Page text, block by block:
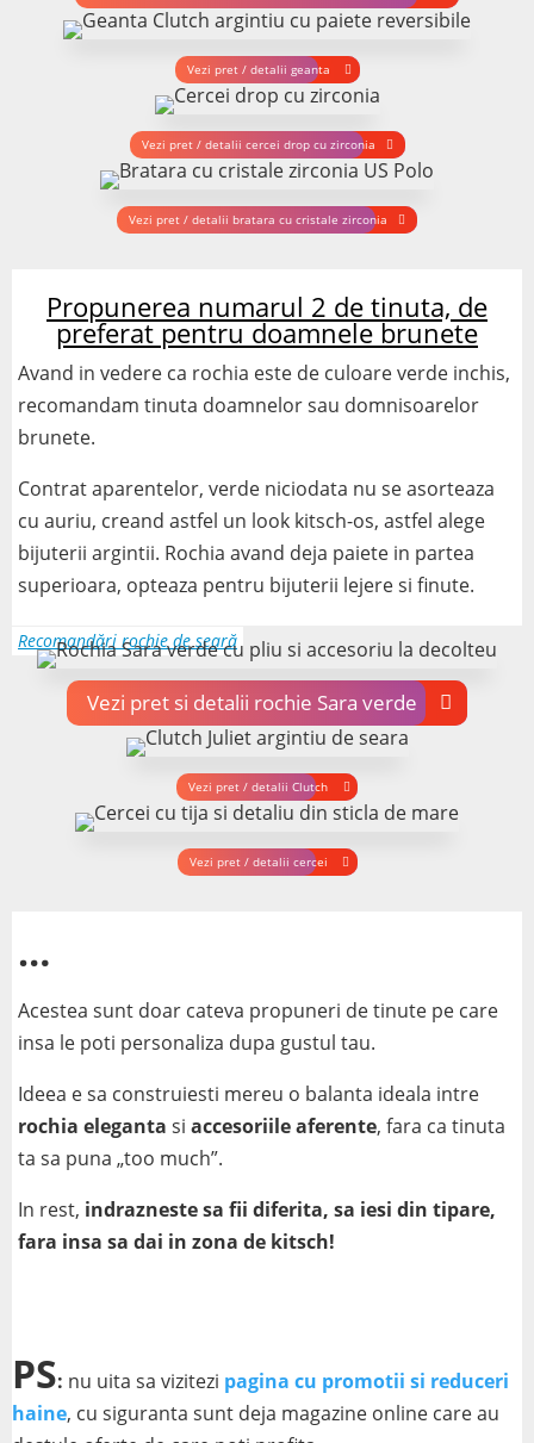
Vezi pret / detalii geanta
Vezi pret / detalii cercei drop cu zirconia
Vezi pret / detalii bratara cu cristale zirconia
Propunerea numarul 2 de tinuta, de
preferat pentru doamnele brunete
Avand in vedere ca rochia este de culoare verde inchis,
recomandam tinuta doamnelor sau domnisoarelor
brunete.
Contrat aparentelor, verde niciodata nu se asorteaza
cu auriu, creand astfel un look kitsch-os, astfel alege
bijuterii argintii. Rochia avand deja paiete in partea
superioara, opteaza pentru bijuterii lejere si finute.
Vezi pret si detalii rochie Sara verde
Vezi pret / detalii Clutch
Vezi pret / detalii cercei
…
Acestea sunt doar cateva propuneri de tinute pe care
insa le poti personaliza dupa gustul tau.
Ideea e sa construiesti mereu o balanta ideala intre
rochia eleganta si accesoriile aferente, fara ca tinuta
ta sa puna „too much”.
In rest, indrazneste sa fii diferita, sa iesi din tipare,
fara insa sa dai in zona de kitsch!
PS: nu uita sa vizitezi pagina cu promotii si reduceri
haine, cu siguranta sunt deja magazine online care au